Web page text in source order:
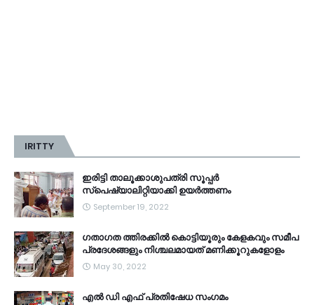
IRITTY
ഇരിട്ടി താലൂക്കാശുപത്രി സൂപ്പർ
സ്‌പെഷ്യാലിറ്റിയാക്കി ഉയർത്തണം
September 19, 2022
ഗതാഗത ത്തിരക്കിൽ കൊട്ടിയൂരും കേളകവും സമീപ
പ്രദേശങ്ങളും നിശ്ചലമായത് മണിക്കൂറുകളോളം
May 30, 2022
എൽ ഡി എഫ് പ്രതിഷേധ സംഗമം